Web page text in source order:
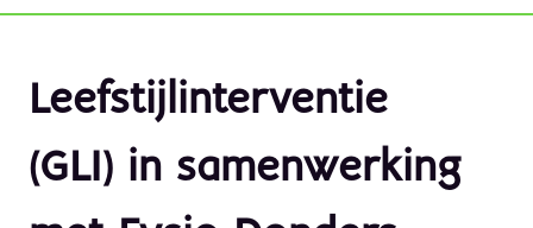
Leefstijlinterventie
(GLI) in samenwerking